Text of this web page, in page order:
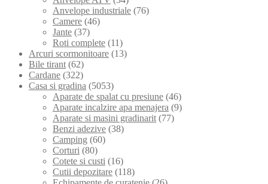
Anvelope industriale (76)
Camere (46)
Jante (37)
Roti complete (11)
Arcuri scormonitoare (13)
Bile tirant (62)
Cardane (322)
Casa si gradina (5053)
Aparate de spalat cu presiune (46)
Aparate incalzire apa menajera (9)
Aparate si masini gradinarit (77)
Benzi adezive (38)
Camping (60)
Corturi (80)
Cotete si custi (16)
Cutii depozitare (118)